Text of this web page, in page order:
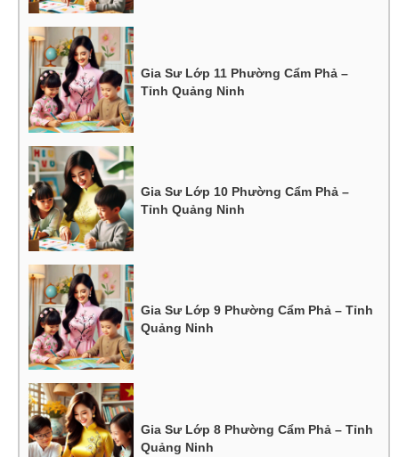
Gia Sư Lớp 11 Phường Cẩm Phả –
Tỉnh Quảng Ninh
Gia Sư Lớp 10 Phường Cẩm Phả –
Tỉnh Quảng Ninh
Gia Sư Lớp 9 Phường Cẩm Phả – Tỉnh
Quảng Ninh
Gia Sư Lớp 8 Phường Cẩm Phả – Tỉnh
Quảng Ninh